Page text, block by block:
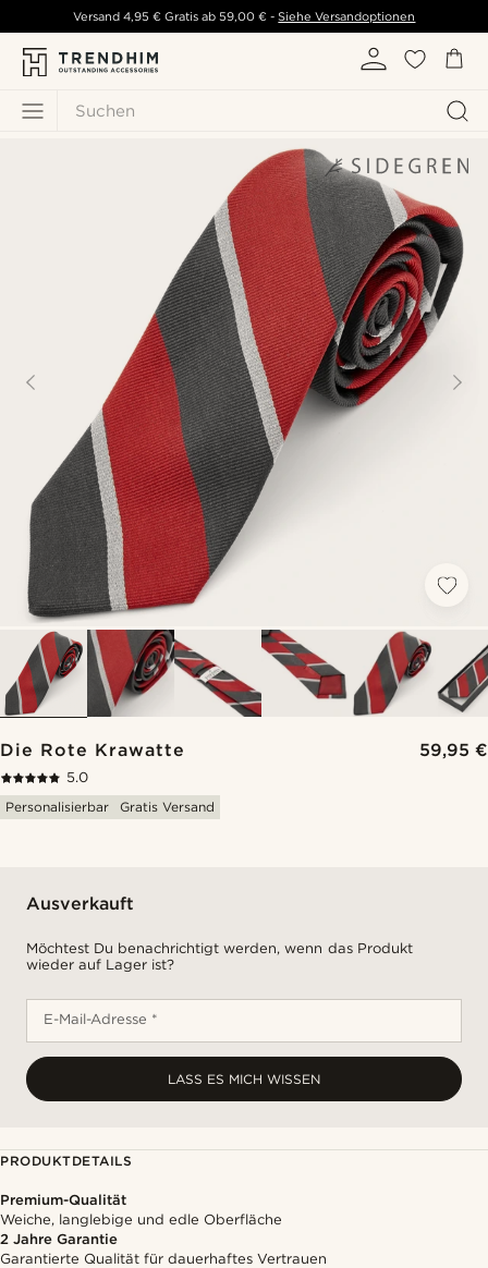
Suchen
Versand 4,95 € Gratis ab 59,00 € - Siehe Versandoptionen
Die Rote Krawatte 59,95 €
5.0
Personalisierbar
Gratis Versand
Ausverkauft
Möchtest Du benachrichtigt werden, wenn das Produkt
wieder auf Lager ist?
E-Mail-Adresse *
LASS ES MICH WISSEN
PRODUKTDETAILS
Premium-Qualität
Weiche, langlebige und edle Oberfläche
2 Jahre Garantie
Garantierte Qualität für dauerhaftes Vertrauen